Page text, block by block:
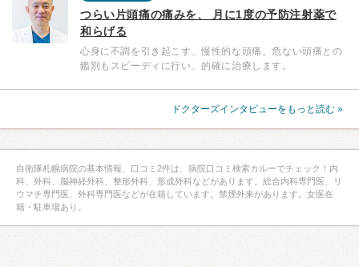
つらい片頭痛の痛みを、 月に1度の予防注射薬で
和らげる
心身に不調を引き起こす、慢性的な頭痛。危ない頭痛との
鑑別もスピーディに行い、的確に治療します。
ドクターズインタビューをもっと読む »
自衛隊札幌病院の基本情報、口コミ2件は、病院口コミ検索カルーでチェック！内
科、外科、脳神経外科、整形外科、形成外科などがあります。総合内科専門医、リ
ウマチ専門医、外科専門医などが在籍しています。禁煙外来があります。女医在
籍・駐車場あり。